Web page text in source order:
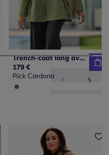
Trench-coat long avec col à revers et poches.
179 €
Rick Cardona